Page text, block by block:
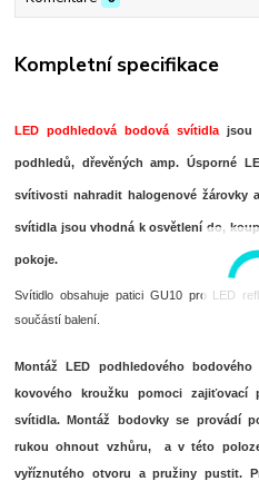
Kompletní specifikace
LED podhledová bodová svítidla jsou
podhledů, dřevěných amp. Úsporné
svítivosti nahradit halogenové žárovky
svítidla jsou vhodná k osvětlení do,
pokoje.
Svítidlo obsahuje patici GU10 pro LED
součástí balení.
Montáž LED podhledového
kovového kroužku pomoci zajiťovací
svítidla. Montáž bodovky se provádí
rukou ohnout vzhůru, a v této
vyříznutého otvoru a pružiny pustit.